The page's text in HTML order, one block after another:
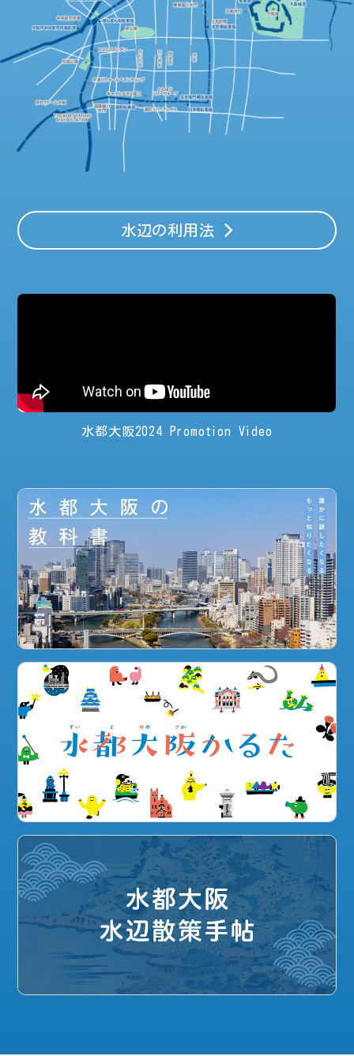
水辺の利用法
水都大阪2024 Promotion Video